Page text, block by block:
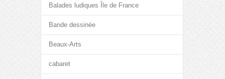
Balades ludiques Île de France
Bande dessinée
Beaux-Arts
cabaret